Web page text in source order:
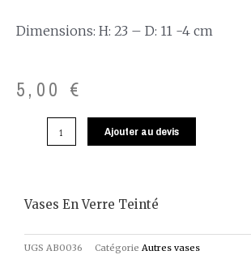
Dimensions: H: 23 – D: 11 -4 cm
5,00 €
Ajouter au devis
Vases En Verre Teinté
UGS AB0036 Catégorie Autres vases